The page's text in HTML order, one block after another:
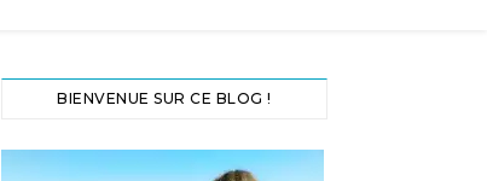
BIENVENUE SUR CE BLOG !